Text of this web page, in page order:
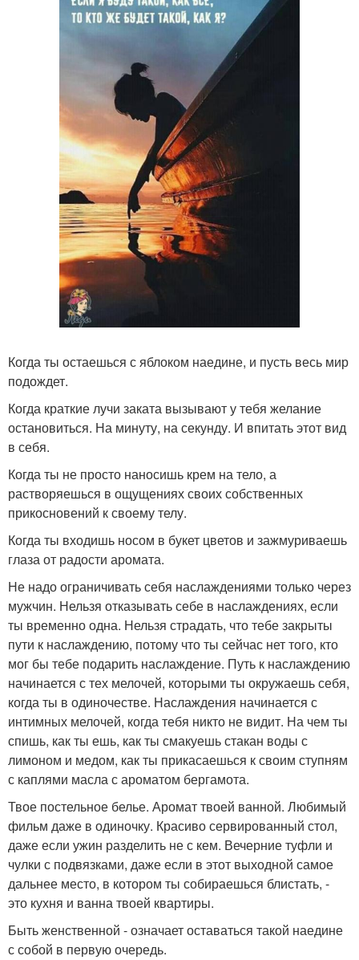
Когда ты остаешься с яблоком наедине, и пусть весь мир
подождет.
Когда краткие лучи заката вызывают у тебя желание
остановиться. На минуту, на секунду. И впитать этот вид
в себя.
Когда ты не просто наносишь крем на тело, а
растворяешься в ощущениях своих собственных
прикосновений к своему телу.
Когда ты входишь носом в букет цветов и зажмуриваешь
глаза от радости аромата.
Не надо ограничивать себя наслаждениями только через
мужчин. Нельзя отказывать себе в наслаждениях, если
ты временно одна. Нельзя страдать, что тебе закрыты
пути к наслаждению, потому что ты сейчас нет того, кто
мог бы тебе подарить наслаждение. Путь к наслаждению
начинается с тех мелочей, которыми ты окружаешь себя,
когда ты в одиночестве. Наслаждения начинается с
интимных мелочей, когда тебя никто не видит. На чем ты
спишь, как ты ешь, как ты смакуешь стакан воды с
лимоном и медом, как ты прикасаешься к своим ступням
с каплями масла с ароматом бергамота.
Твое постельное белье. Аромат твоей ванной. Любимый
фильм даже в одиночку. Красиво сервированный стол,
даже если ужин разделить не с кем. Вечерние туфли и
чулки с подвязками, даже если в этот выходной самое
дальнее место, в котором ты собираешься блистать, -
это кухня и ванна твоей квартиры.
Быть женственной - означает оставаться такой наедине
с собой в первую очередь.